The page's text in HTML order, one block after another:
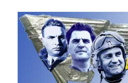
содержимому